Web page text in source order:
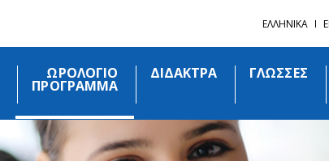
ΕΛΛΗΝΙΚΑ
ΩΡΟΛΟΓΙΟ
ΠΡΟΓΡΑΜΜΑ
ΔΙΔΑΚΤΡΑ ΓΛΩΣΣΕΣ